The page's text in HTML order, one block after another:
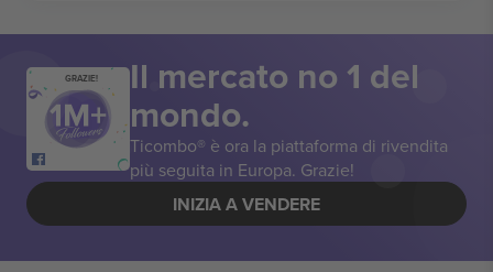
GRAZIE! Il mercato no 1 del
mondo.
Ticombo® è ora la piattaforma di rivendita
più seguita in Europa. Grazie!
INIZIA A VENDERE